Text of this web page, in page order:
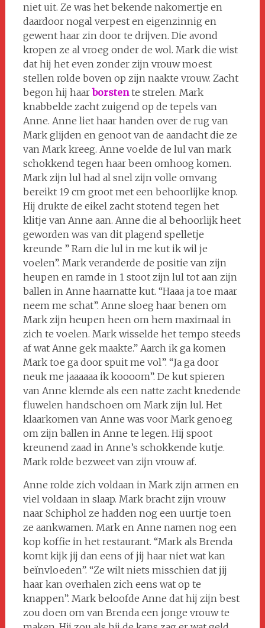
niet uit. Ze was het bekende nakomertje en
daardoor nogal verpest en eigenzinnig en
gewent haar zin door te drijven. Die avond
kropen ze al vroeg onder de wol. Mark die wist
dat hij het even zonder zijn vrouw moest
stellen rolde boven op zijn naakte vrouw. Zacht
begon hij haarborstente strelen. Mark
knabbelde zacht zuigend op de tepels van
Anne. Anne liet haar handen over de rug van
Mark glijden en genoot van de aandacht die ze
van Mark kreeg. Anne voelde de lul van mark
schokkend tegen haar been omhoog komen.
Mark zijn lul had al snel zijn volle omvang
bereikt 19 cm groot met een behoorlijke knop.
Hij drukte de eikel zacht stotend tegen het
klitje van Anne aan. Anne die al behoorlijk heet
geworden was van dit plagend spelletje
kreunde ” Ram die lul in me kut ik wil je
voelen”. Mark veranderde de positie van zijn
heupen en ramde in 1 stoot zijn lul tot aan zijn
ballen in Anne haarnatte kut. “Haaa ja toe maar
neem me schat”. Anne sloeg haar benen om
Mark zijn heupen heen om hem maximaal in
zich te voelen. Mark wisselde het tempo steeds
af wat Anne gek maakte.” Aarch ik ga komen
Mark toe ga door spuit me vol”. “Ja ga door
neuk me jaaaaaa ik koooom”. De kut spieren
van Anne klemde als een natte zacht knedende
fluwelen handschoen om Mark zijn lul. Het
klaarkomen van Anne was voor Mark genoeg
om zijn ballen in Anne te legen. Hij spoot
kreunend zaad in Anne’s schokkende kutje.
Mark rolde bezweet van zijn vrouw af.
Anne rolde zich voldaan in Mark zijn armen en
viel voldaan in slaap. Mark bracht zijn vrouw
naar Schiphol ze hadden nog een uurtje toen
ze aankwamen. Mark en Anne namen nog een
kop koffie in het restaurant. “Mark als Brenda
komt kijk jij dan eens of jij haar niet wat kan
beïnvloeden”. “Ze wilt niets misschien dat jij
haar kan overhalen zich eens wat op te
knappen”. Mark beloofde Anne dat hij zijn best
zou doen om van Brenda een jonge vrouw te